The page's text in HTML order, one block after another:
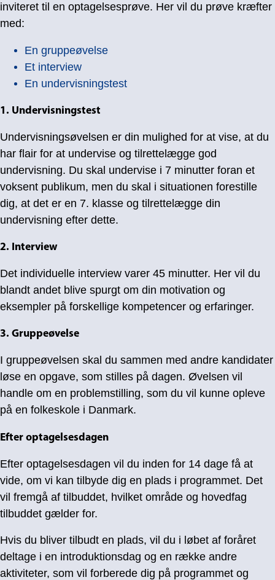
inviteret til en optagelsesprøve. Her vil du prøve kræfter
med:
En gruppeøvelse
Et interview
En undervisningstest
1. Undervisningstest
Undervisningsøvelsen er din mulighed for at vise, at du
har flair for at undervise og tilrettelægge god
undervisning. Du skal undervise i 7 minutter foran et
voksent publikum, men du skal i situationen forestille
dig, at det er en 7. klasse og tilrettelægge din
undervisning efter dette.
2. Interview
Det individuelle interview varer 45 minutter. Her vil du
blandt andet blive spurgt om din motivation og
eksempler på forskellige kompetencer og erfaringer.
3. Gruppeøvelse
I gruppeøvelsen skal du sammen med andre kandidater
løse en opgave, som stilles på dagen. Øvelsen vil
handle om en problemstilling, som du vil kunne opleve
på en folkeskole i Danmark.
Efter optagelsesdagen
Efter optagelsesdagen vil du inden for 14 dage få at
vide, om vi kan tilbyde dig en plads i programmet. Det
vil fremgå af tilbuddet, hvilket område og hovedfag
tilbuddet gælder for.
Hvis du bliver tilbudt en plads, vil du i løbet af foråret
deltage i en introduktionsdag og en række andre
aktiviteter, som vil forberede dig på programmet og